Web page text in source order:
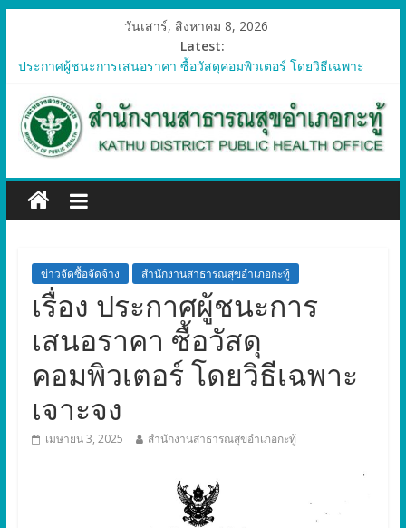
วันเสาร์, สิงหาคม 8, 2026
Latest:
ประกาศผู้ชนะการเสนอราคา ซื้อวัสดุคอมพิวเตอร์ โดยวิธีเฉพาะ
ประกาศผู้ชนะการเสนอราคา จัดซื้อวัสดุทางการแพทย์สำหรับ
โครงการป้องกันควบคุมโรคติดต่อและภัยสุขภาพในแรงงานต่างด้าว
อำเภอกะทู้ ปี 2569
เจาะจง
ประกาศผู้ชนะการเสนอรา ซื้อวัสดุงานบ้านงานครัว โดยวิธีเฉพาะ
เจาะจง
เจาะจงข่าวจัดซื้อจัดจ้าง สำนักงานสาธารณสุขอำเภอกะทู้
เรื่อง ประกาศผู้ชนะการ
เสนอราคา ซื้อวัสดุ
คอมพิวเตอร์ โดยวิธีเฉพาะ
เจาะจง
เมษายน 3, 2025 สำนักงานสาธารณสุขอำเภอกะทู้